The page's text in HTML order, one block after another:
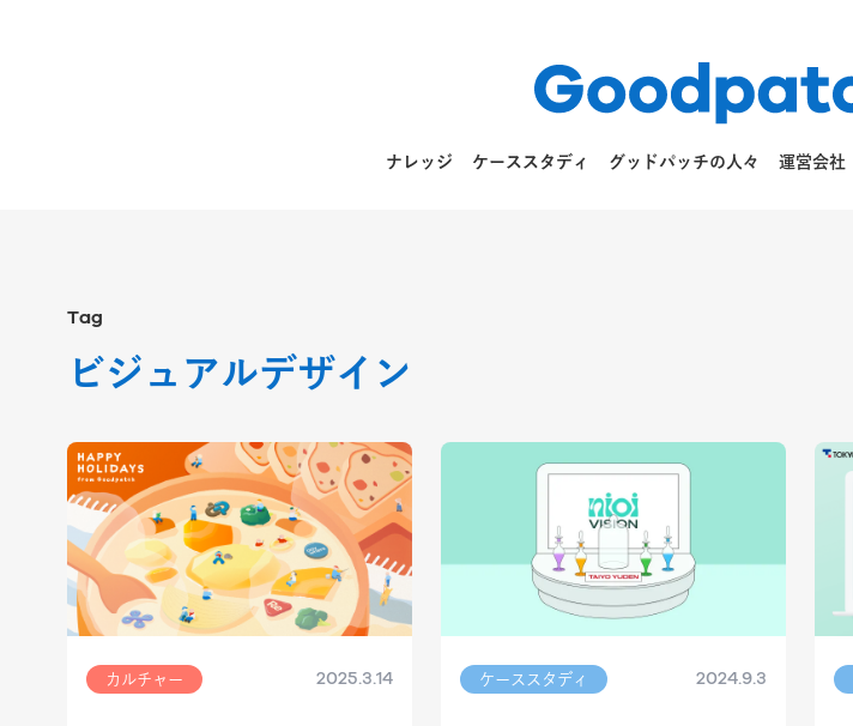
ナレッジ ケーススタディ グッドパッチの人々 運営会社
Tag
ビジュアルデザイン
カルチャー 2025.3.14 ケーススタディ 2024.9.3